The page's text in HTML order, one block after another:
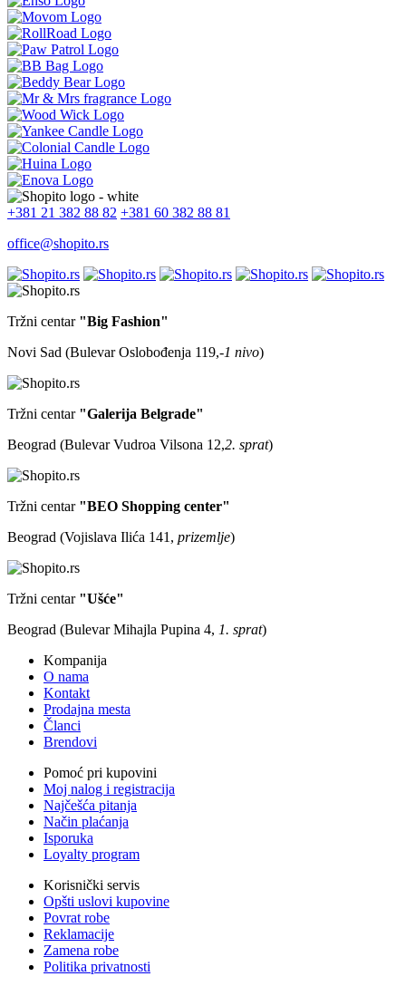
+381 21 382 88 82 +381 60 382 88 81
office@shopito.rs
Tržni centar "Big Fashion"
Novi Sad (Bulevar Oslobođenja 119,-1 nivo)
Tržni centar "Galerija Belgrade"
Beograd (Bulevar Vudroa Vilsona 12,2. sprat)
Tržni centar "BEO Shopping center"
Beograd (Vojislava Ilića 141, prizemlje)
Tržni centar "Ušće"
Beograd (Bulevar Mihajla Pupina 4, 1. sprat)
Kompanija
O nama
Kontakt
Prodajna mesta
Članci
Brendovi
Pomoć pri kupovini
Moj nalog i registracija
Najčešća pitanja
Način plaćanja
Isporuka
Loyalty program
Korisnički servis
Opšti uslovi kupovine
Povrat robe
Reklamacije
Zamena robe
Politika privatnosti